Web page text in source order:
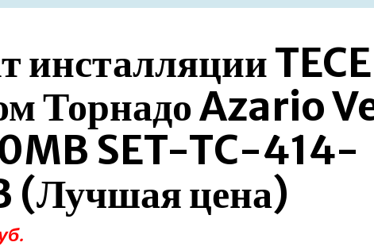
инсталляции
Торнадо Azario
SET-TC-414-
цена)